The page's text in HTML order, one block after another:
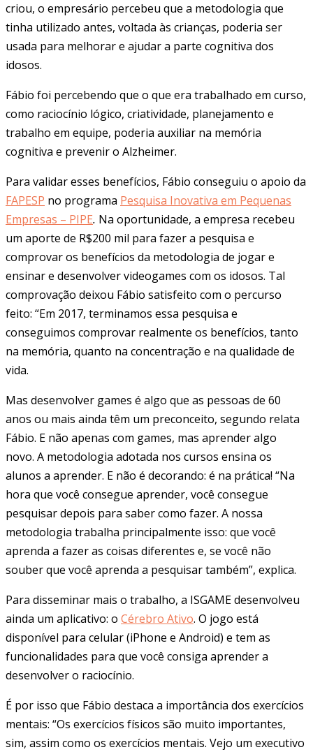
criou, o empresário percebeu que a metodologia que
tinha utilizado antes, voltada às crianças, poderia ser
usada para melhorar e ajudar a parte cognitiva dos
idosos.
Fábio foi percebendo que o que era trabalhado em curso,
como raciocínio lógico, criatividade, planejamento e
trabalho em equipe, poderia auxiliar na memória
cognitiva e prevenir o Alzheimer.
Para validar esses benefícios, Fábio conseguiu o apoio da
FAPESP no programa Pesquisa Inovativa em Pequenas
Empresas – PIPE. Na oportunidade, a empresa recebeu
um aporte de R$200 mil para fazer a pesquisa e
comprovar os benefícios da metodologia de jogar e
ensinar e desenvolver videogames com os idosos. Tal
comprovação deixou Fábio satisfeito com o percurso
feito: “Em 2017, terminamos essa pesquisa e
conseguimos comprovar realmente os benefícios, tanto
na memória, quanto na concentração e na qualidade de
vida.
Mas desenvolver games é algo que as pessoas de 60
anos ou mais ainda têm um preconceito, segundo relata
Fábio. E não apenas com games, mas aprender algo
novo. A metodologia adotada nos cursos ensina os
alunos a aprender. E não é decorando: é na prática! “Na
hora que você consegue aprender, você consegue
pesquisar depois para saber como fazer. A nossa
metodologia trabalha principalmente isso: que você
aprenda a fazer as coisas diferentes e, se você não
souber que você aprenda a pesquisar também”, explica.
Para disseminar mais o trabalho, a ISGAME desenvolveu
ainda um aplicativo: o Cérebro Ativo. O jogo está
disponível para celular (iPhone e Android) e tem as
funcionalidades para que você consiga aprender a
desenvolver o raciocínio.
É por isso que Fábio destaca a importância dos exercícios
mentais: “Os exercícios físicos são muito importantes,
sim, assim como os exercícios mentais. Vejo um executivo